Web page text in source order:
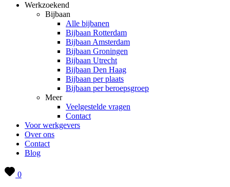
Werkzoekend
Bijbaan
Alle bijbanen
Bijbaan Rotterdam
Bijbaan Amsterdam
Bijbaan Groningen
Bijbaan Utrecht
Bijbaan Den Haag
Bijbaan per plaats
Bijbaan per beroepsgroep
Meer
Veelgestelde vragen
Contact
Voor werkgevers
Over ons
Contact
Blog
0